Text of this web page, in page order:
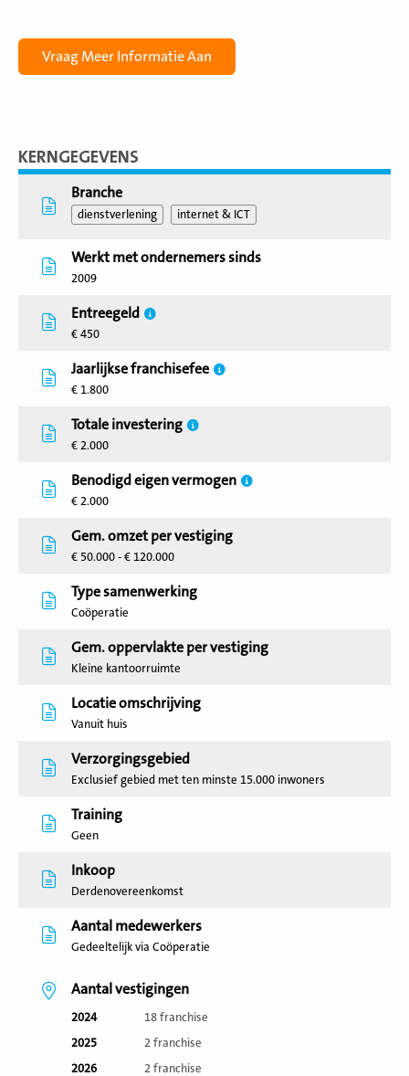
KERNGEGEVENS
Branche
dienstverlening internet & ICT
Werkt met ondernemers sinds
2009
Entreegeld
€ 450
Jaarlijkse franchisefee
€ 1.800
Totale investering
€ 2.000
Benodigd eigen vermogen
€ 2.000
Gem. omzet per vestiging
€ 50.000 - € 120.000
Type samenwerking
Coöperatie
Gem. oppervlakte per vestiging
Kleine kantoorruimte
Locatie omschrijving
Vanuit huis
Verzorgingsgebied
Exclusief gebied met ten minste 15.000 inwoners
Training
Geen
Inkoop
Derdenovereenkomst
Aantal medewerkers
Gedeeltelijk via Coöperatie
Aantal vestigingen
2024
18 franchise
2025
2 franchise
2026
2 franchise